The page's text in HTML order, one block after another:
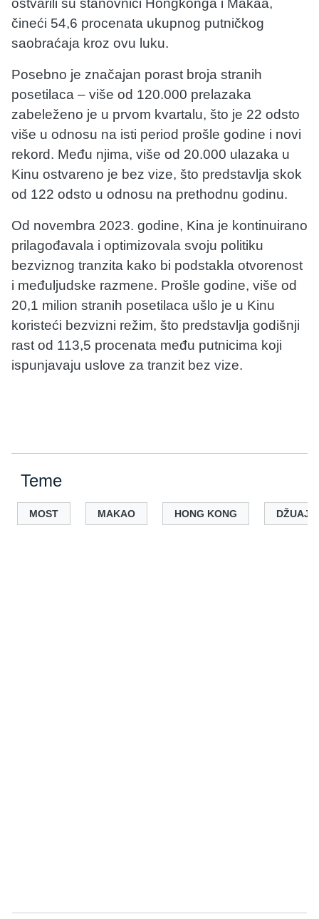
čineći 54,6 procenata ukupnog putničkog
saobraćaja kroz ovu luku.
Posebno je značajan porast broja stranih
posetilaca – više od 120.000 prelazaka
zabeleženo je u prvom kvartalu, što je 22 odsto
više u odnosu na isti period prošle godine i novi
rekord. Među njima, više od 20.000 ulazaka u
Kinu ostvareno je bez vize, što predstavlja skok
od 122 odsto u odnosu na prethodnu godinu.
Od novembra 2023. godine, Kina je kontinuirano
prilagođavala i optimizovala svoju politiku
bezviznog tranzita kako bi podstakla otvorenost
i međuljudske razmene. Prošle godine, više od
20,1 milion stranih posetilaca ušlo je u Kinu
koristeći bezvizni režim, što predstavlja godišnji
rast od 113,5 procenata među putnicima koji
ispunjavaju uslove za tranzit bez vize.
Teme
MOST MAKAO HONG KONG DŽUAJ